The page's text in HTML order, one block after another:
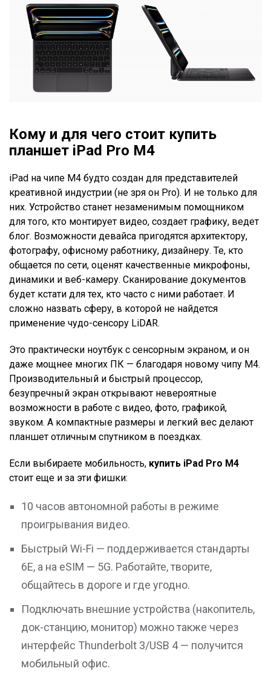
Кому и для чего стоит купить
планшет iPad Pro M4
iPad на чипе M4 будто создан для представителей
креативной индустрии (не зря он Pro). И не только для
них. Устройство станет незаменимым помощником
для того, кто монтирует видео, создает графику, ведет
блог. Возможности девайса пригодятся архитектору,
фотографу, офисному работнику, дизайнеру. Те, кто
общается по сети, оценят качественные микрофоны,
динамики и веб-камеру. Сканирование документов
будет кстати для тех, кто часто с ними работает. И
сложно назвать сферу, в которой не найдется
применение чудо-сенсору LiDAR.
Это практически ноутбук с сенсорным экраном, и он
даже мощнее многих ПК — благодаря новому чипу М4.
Производительный и быстрый процессор,
безупречный экран открывают невероятные
возможности в работе с видео, фото, графикой,
звуком. А компактные размеры и легкий вес делают
планшет отличным спутником в поездках.
Если выбираете мобильность, купить iPad Pro M4
стоит еще и за эти фишки:
10 часов автономной работы в режиме
проигрывания видео.
Быстрый Wi-Fi — поддерживается стандарты
6E, а на eSIM — 5G. Работайте, творите,
общайтесь в дороге и где угодно.
Подключать внешние устройства (накопитель,
док-станцию, монитор) можно также через
интерфейс Thunderbolt 3/USB 4 — получится
мобильный офис.